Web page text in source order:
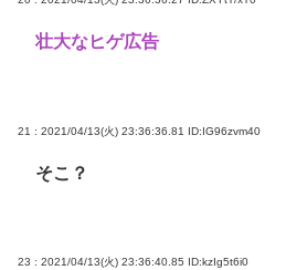
壮大なヒゲ広告
21 : 2021/04/13(火) 23:36:36.81 ID:IG96zvm40
そこ？
23 : 2021/04/13(火) 23:36:40.85 ID:kzIg5t6i0